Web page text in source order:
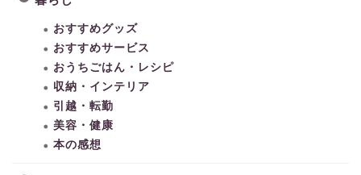
おすすめグッズ
おすすめサービス
おうちごはん・レシピ
収納・インテリア
引越・転勤
美容・健康
本の感想